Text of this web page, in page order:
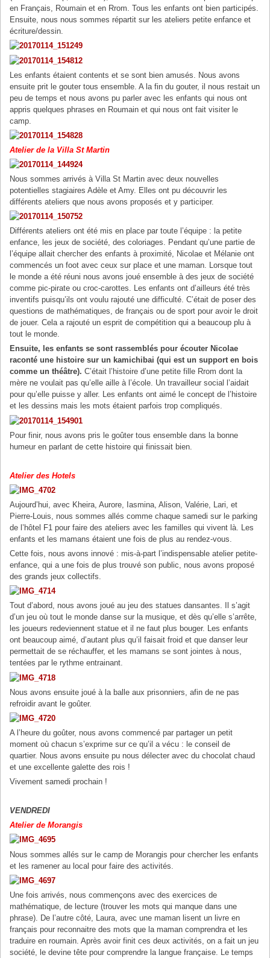
en Français, Roumain et en Rrom. Tous les enfants ont bien participés.
Ensuite, nous nous sommes répartit sur les ateliers petite enfance et
écriture/dessin.
Les enfants étaient contents et se sont bien amusés. Nous avons
ensuite prit le gouter tous ensemble. A la fin du gouter, il nous restait un
peu de temps et nous avons pu parler avec les enfants qui nous ont
appris quelques phrases en Roumain et qui nous ont fait visiter le
camp.
Atelier de la Villa St Martin
Nous sommes arrivés à Villa St Martin avec deux nouvelles
potentielles stagiaires Adèle et Amy. Elles ont pu découvrir les
différents ateliers que nous avons proposés et y participer.
Différents ateliers ont été mis en place par toute l’équipe : la petite
enfance, les jeux de société, des coloriages. Pendant qu’une partie de
l’équipe allait chercher des enfants à proximité, Nicolae et Mélanie ont
commencés un foot avec ceux sur place et une maman. Lorsque tout
le monde a été réuni nous avons joué ensemble à des jeux de société
comme pic-pirate ou croc-carottes. Les enfants ont d’ailleurs été très
inventifs puisqu’ils ont voulu rajouté une difficulté. C’était de poser des
questions de mathématiques, de français ou de sport pour avoir le droit
de jouer. Cela a rajouté un esprit de compétition qui a beaucoup plu à
tout le monde.
Ensuite, les enfants se sont rassemblés pour écouter Nicolae
raconté une histoire sur un kamichibai (qui est un support en bois
comme un théâtre). C’était l’histoire d’une petite fille Rrom dont la
mère ne voulait pas qu’elle aille à l’école. Un travailleur social l’aidait
pour qu’elle puisse y aller. Les enfants ont aimé le concept de l’histoire
et les dessins mais les mots étaient parfois trop compliqués.
Pour finir, nous avons pris le goûter tous ensemble dans la bonne
humeur en parlant de cette histoire qui finissait bien.
Atelier des Hotels
Aujourd’hui, avec Kheira, Aurore, Iasmina, Alison, Valérie, Lari, et
Pierre-Louis, nous sommes allés comme chaque samedi sur le parking
de l’hôtel F1 pour faire des ateliers avec les familles qui vivent là. Les
enfants et les mamans étaient une fois de plus au rendez-vous.
Cette fois, nous avons innové : mis-à-part l’indispensable atelier petite-
enfance, qui a une fois de plus trouvé son public, nous avons proposé
des grands jeux collectifs.
Tout d’abord, nous avons joué au jeu des statues dansantes. Il s’agit
d’un jeu où tout le monde danse sur la musique, et dès qu’elle s’arrête,
les joueurs redeviennent statue et il ne faut plus bouger. Les enfants
ont beaucoup aimé, d’autant plus qu’il faisait froid et que danser leur
permettait de se réchauffer, et les mamans se sont jointes à nous,
tentées par le rythme entrainant.
Nous avons ensuite joué à la balle aux prisonniers, afin de ne pas
refroidir avant le goûter.
A l’heure du goûter, nous avons commencé par partager un petit
moment où chacun s’exprime sur ce qu’il a vécu : le conseil de
quartier. Nous avons ensuite pu nous délecter avec du chocolat chaud
et une excellente galette des rois !
Vivement samedi prochain !
VENDREDI
Atelier de Morangis
Nous sommes allés sur le camp de Morangis pour chercher les enfants
et les ramener au local pour faire des activités.
Une fois arrivés, nous commençons avec des exercices de
mathématique, de lecture (trouver les mots qui manque dans une
phrase). De l’autre côté, Laura, avec une maman lisent un livre en
français pour reconnaitre des mots que la maman comprendra et les
traduire en roumain. Après avoir finit ces deux activités, on a fait un jeu
société, le devine tête pour comprendre la langue française. Le temps